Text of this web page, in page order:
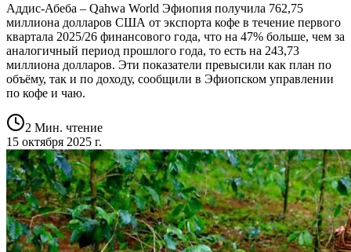
Аддис-Абеба – Qahwa World Эфиопия получила 762,75
миллиона долларов США от экспорта кофе в течение первого
квартала 2025/26 финансового года, что на 47% больше, чем за
аналогичный период прошлого года, то есть на 243,73
миллиона долларов. Эти показатели превысили как план по
объёму, так и по доходу, сообщили в Эфиопском управлении
по кофе и чаю.
2 Мин. чтение
15 октября 2025 г.